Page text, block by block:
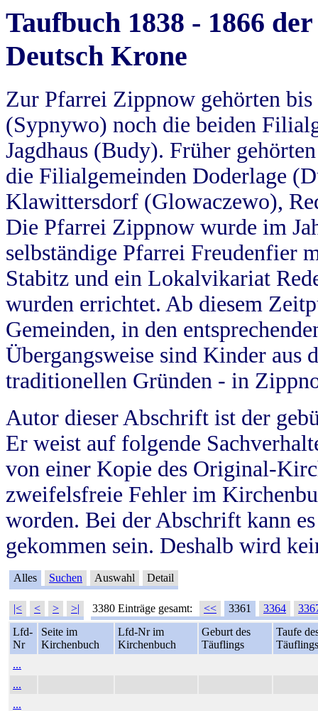
Taufbuch 1838 - 1866
Deutsch Krone
Zur Pfarrei Zippnow gehörten
(Sypnywo) noch die beiden
Jagdhaus (Budy). Früher
die Filialgemeinden Doderlage
Klawittersdorf (Glowaczewo),
Die Pfarrei Zippnow wurde im
selbständige Pfarrei Freudenfier
Stabitz und ein Lokalvikariat
wurden errichtet. Ab diesem
Gemeinden, in den
Übergangsweise sind Kinder aus
traditionellen Gründen - in
Autor dieser Abschrift ist der
Er weist auf folgende
von einer Kopie des Original-
zweifelsfreie Fehler im
worden. Bei der Abschrift kann
gekommen sein. Deshalb wird
Alles Suchen Auswahl Detail
|< < > >| 3380 Einträge gesamt: << 3361 3364
Lfd-
Nr
Seite im
Kirchenbuch
Lfd-Nr im
Kirchenbuch
Geburt des
Täuflings
Taufe
Täuflings
...
...
...